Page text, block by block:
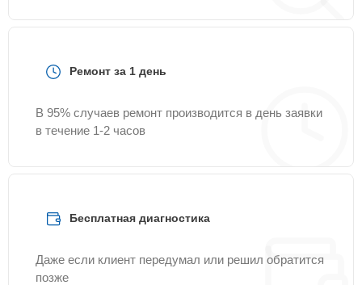
Ремонт за 1 день
В 95% случаев ремонт производится в день заявки
в течение 1-2 часов
Бесплатная диагностика
Даже если клиент передумал или решил обратится
позже